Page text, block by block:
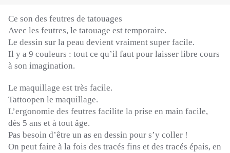
Ce son des feutres de tatouages
Avec les feutres, le tatouage est temporaire.
Le dessin sur la peau devient vraiment super facile.
Il y a 9 couleurs : tout ce qu’il faut pour laisser libre cours
à son imagination.
Le maquillage est très facile.
Tattoopen le maquillage.
L’ergonomie des feutres facilite la prise en main facile,
dès 5 ans et à tout âge.
Pas besoin d’être un as en dessin pour s’y coller !
On peut faire à la fois des tracés fins et des tracés épais, en